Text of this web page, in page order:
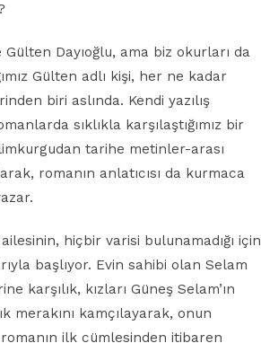
Gülten Dayıoğlu, ama biz okurları da
Gülten adlı kişi, her ne kadar
biri aslında. Kendi yazılış
sıklıkla karşılaştığımız bir
tarihe metinler-arası
romanın anlatıcısı da kurmaca
hiçbir varisi bulunamadığı için
başlıyor. Evin sahibi olan Selam
karşılık, kızları Güneş Selam’ın
merakını kamçılayarak, onun
ilk cümlesinden itibaren